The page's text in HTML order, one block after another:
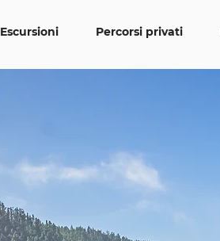
Escursioni Percorsi privati